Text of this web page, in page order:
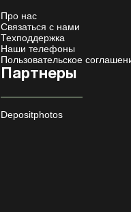
Про нас
Связаться с нами
Техподдержка
Наши телефоны
Пользовательское
Партнеры
Depositphotos